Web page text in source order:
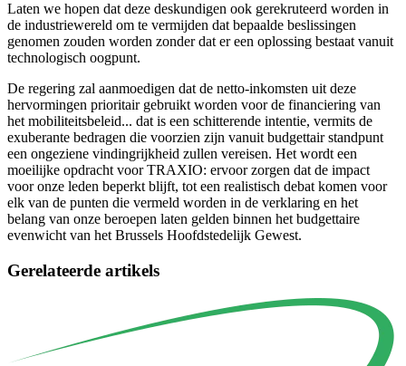
Laten we hopen dat deze deskundigen ook gerekruteerd worden in
de industriewereld om te vermijden dat bepaalde beslissingen
genomen zouden worden zonder dat er een oplossing bestaat vanuit
technologisch oogpunt.
De regering zal aanmoedigen dat de netto-inkomsten uit deze
hervormingen prioritair gebruikt worden voor de financiering van
het mobiliteitsbeleid... dat is een schitterende intentie, vermits de
exuberante bedragen die voorzien zijn vanuit budgettair standpunt
een ongeziene vindingrijkheid zullen vereisen. Het wordt een
moeilijke opdracht voor TRAXIO: ervoor zorgen dat de impact
voor onze leden beperkt blijft, tot een realistisch debat komen voor
elk van de punten die vermeld worden in de verklaring en het
belang van onze beroepen laten gelden binnen het budgettaire
evenwicht van het Brussels Hoofdstedelijk Gewest.
Gerelateerde artikels